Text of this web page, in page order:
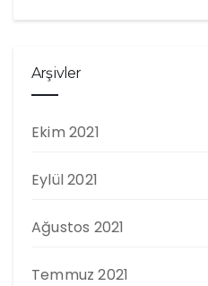
Arşivler
Ekim 2021
Eylül 2021
Ağustos 2021
Temmuz 2021